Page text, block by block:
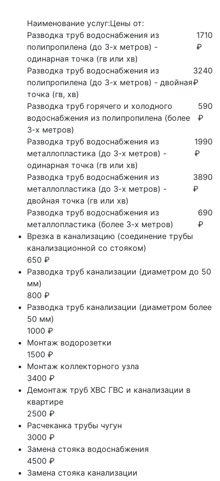
Наименование услуг:Цены от:
Разводка труб водоснабжения из
полипропилена (до 3-х метров) -
одинарная точка (гв или хв)
1710
₽
Разводка труб водоснабжения из
полипропилена (до 3-х метров) - двойная
точка (гв, хв)
3240
₽
Разводка труб горячего и холодного
водоснабжения из полипропилена (более
3-х метров)
590
₽
Разводка труб водоснабжения из
металлопластика (до 3-х метров) -
одинарная точка (гв или хв)
1990
₽
Разводка труб водоснабжения из
металлопластика (до 3-х метров) -
двойная точка (гв или хв)
3890
₽
Разводка труб водоснабжения из
металлопластика (более 3-х метров)
690
₽
Врезка в канализацию (соединение трубы
канализационной со стояком)
650 ₽
Разводка труб канализации (диаметром до 50
мм)
800 ₽
Разводка труб канализации (диаметром более
50 мм)
1000 ₽
Монтаж водорозетки
1500 ₽
Монтаж коллекторного узла
3400 ₽
Демонтаж труб ХВС ГВС и канализации в
квартире
2500 ₽
Расчеканка трубы чугун
3000 ₽
Замена стояка водоснабжения
4500 ₽
Замена стояка канализации